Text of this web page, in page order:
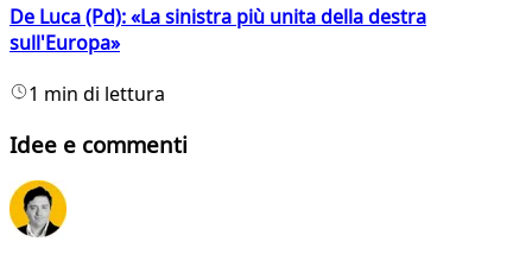
De Luca (Pd): «La sinistra più unita della destra
sull'Europa»
1 min di lettura
Idee e commenti